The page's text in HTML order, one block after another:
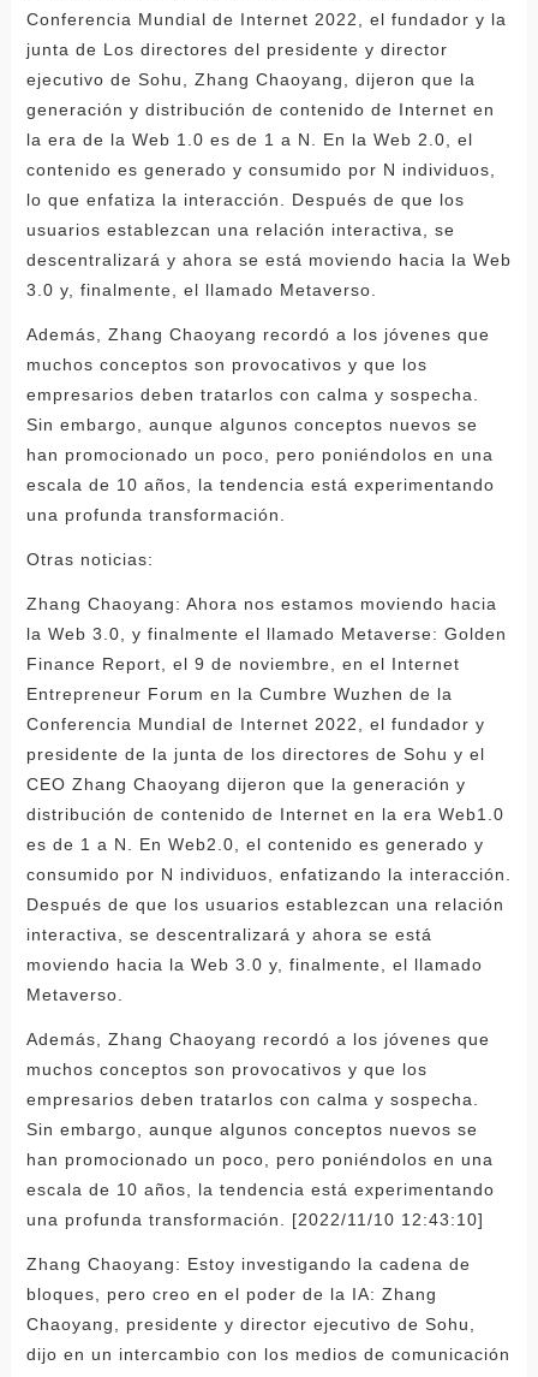
Conferencia Mundial de Internet 2022, el fundador y la
junta de Los directores del presidente y director
ejecutivo de Sohu, Zhang Chaoyang, dijeron que la
generación y distribución de contenido de Internet en
la era de la Web 1.0 es de 1 a N. En la Web 2.0, el
contenido es generado y consumido por N individuos,
lo que enfatiza la interacción. Después de que los
usuarios establezcan una relación interactiva, se
descentralizará y ahora se está moviendo hacia la Web
3.0 y, finalmente, el llamado Metaverso.
Además, Zhang Chaoyang recordó a los jóvenes que
muchos conceptos son provocativos y que los
empresarios deben tratarlos con calma y sospecha.
Sin embargo, aunque algunos conceptos nuevos se
han promocionado un poco, pero poniéndolos en una
escala de 10 años, la tendencia está experimentando
una profunda transformación.
Otras noticias:
Zhang Chaoyang: Ahora nos estamos moviendo hacia
la Web 3.0, y finalmente el llamado Metaverse: Golden
Finance Report, el 9 de noviembre, en el Internet
Entrepreneur Forum en la Cumbre Wuzhen de la
Conferencia Mundial de Internet 2022, el fundador y
presidente de la junta de los directores de Sohu y el
CEO Zhang Chaoyang dijeron que la generación y
distribución de contenido de Internet en la era Web1.0
es de 1 a N. En Web2.0, el contenido es generado y
consumido por N individuos, enfatizando la interacción.
Después de que los usuarios establezcan una relación
interactiva, se descentralizará y ahora se está
moviendo hacia la Web 3.0 y, finalmente, el llamado
Metaverso.
Además, Zhang Chaoyang recordó a los jóvenes que
muchos conceptos son provocativos y que los
empresarios deben tratarlos con calma y sospecha.
Sin embargo, aunque algunos conceptos nuevos se
han promocionado un poco, pero poniéndolos en una
escala de 10 años, la tendencia está experimentando
una profunda transformación. [2022/11/10 12:43:10]
Zhang Chaoyang: Estoy investigando la cadena de
bloques, pero creo en el poder de la IA: Zhang
Chaoyang, presidente y director ejecutivo de Sohu,
dijo en un intercambio con los medios de comunicación